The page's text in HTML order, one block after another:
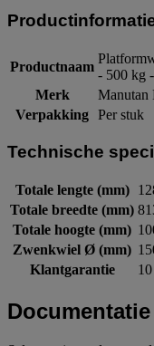
Productnaam
- 500 kg
Merk
Manutan
Verpakking Per stuk
Technische
Totale lengte (mm)
Totale breedte (mm)
Totale hoogte (mm)
Zwenkwiel Ø (mm)
Klantgarantie
Documentatie